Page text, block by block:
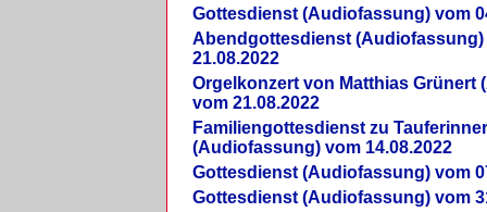
Gottesdienst (Audiofassung) vom
Abendgottesdienst (Audiofassung)
21.08.2022
Orgelkonzert von Matthias Grünert
vom 21.08.2022
Familiengottesdienst zu
(Audiofassung) vom 14.08.2022
Gottesdienst (Audiofassung) vom
Gottesdienst (Audiofassung) vom